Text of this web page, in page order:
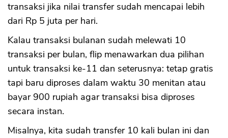
transaksi jika nilai transfer sudah mencapai lebih
dari Rp 5 juta per hari.
Kalau transaksi bulanan sudah melewati 10
transaksi per bulan, flip menawarkan dua pilihan
untuk transaksi ke-11 dan seterusnya: tetap gratis
tapi baru diproses dalam waktu 30 menitan atau
bayar 900 rupiah agar transaksi bisa diproses
secara instan.
Misalnya, kita sudah transfer 10 kali bulan ini dan